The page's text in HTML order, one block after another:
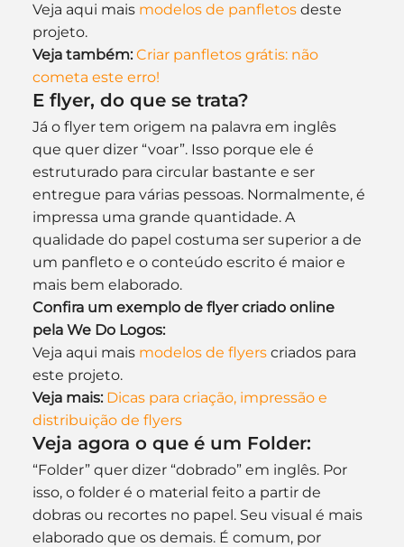
Veja aqui mais modelos de panfletos deste
projeto.
Veja também: Criar panfletos grátis: não
cometa este erro!
E flyer, do que se trata?
Já o flyer tem origem na palavra em inglês
que quer dizer “voar”. Isso porque ele é
estruturado para circular bastante e ser
entregue para várias pessoas. Normalmente, é
impressa uma grande quantidade. A
qualidade do papel costuma ser superior a de
um panfleto e o conteúdo escrito é maior e
mais bem elaborado.
Confira um exemplo de flyer criado online
pela We Do Logos:
Veja aqui mais modelos de flyers criados para
este projeto.
Veja mais: Dicas para criação, impressão e
distribuição de flyers
Veja agora o que é um Folder:
“Folder” quer dizer “dobrado” em inglês. Por
isso, o folder é o material feito a partir de
dobras ou recortes no papel. Seu visual é mais
elaborado que os demais. É comum, por